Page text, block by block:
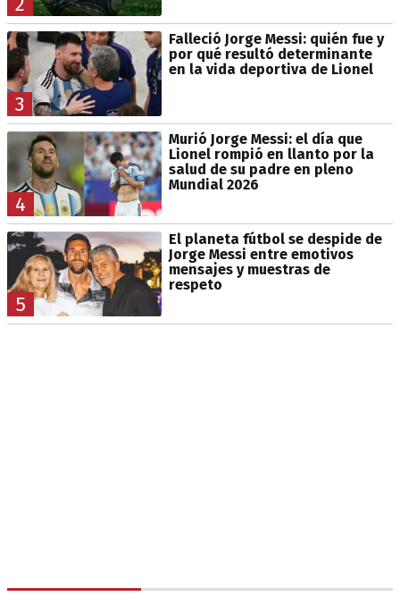
3
Falleció Jorge Messi: quién fue y
por qué resultó determinante
en la vida deportiva de Lionel
4
Murió Jorge Messi: el día que
Lionel rompió en llanto por la
salud de su padre en pleno
Mundial 2026
5
El planeta fútbol se despide de
Jorge Messi entre emotivos
mensajes y muestras de
respeto